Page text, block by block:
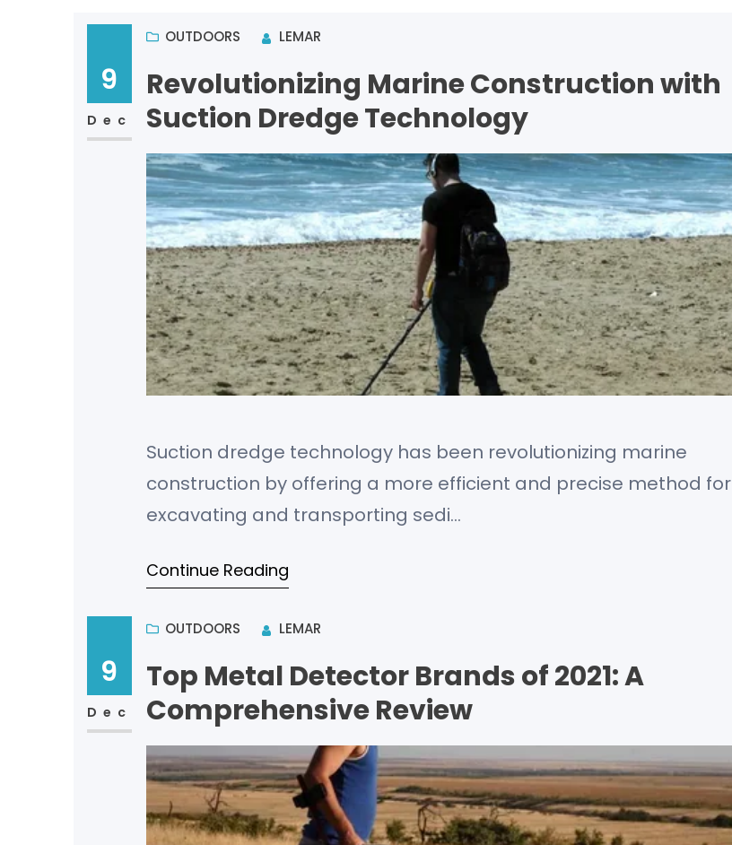
9
Dec
OUTDOORS LEMAR
Revolutionizing Marine Construction with
Suction Dredge Technology
Suction dredge technology has been revolutionizing marine
construction by offering a more efficient and precise method for
excavating and transporting sedi…
Continue Reading
9
Dec
OUTDOORS LEMAR
Top Metal Detector Brands of 2021: A
Comprehensive Review